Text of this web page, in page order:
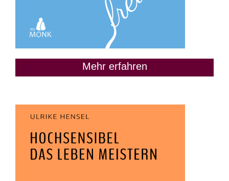
Mehr erfahren